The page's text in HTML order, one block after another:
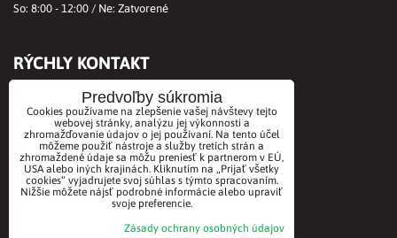
So: 8:00 - 12:00 / Ne: Zatvorené
RÝCHLY KONTAKT
+421356421513
Mobil:+421901712584
Email:office@biovitae.sk
AKCEPTUJEME PLATBY KARTOU
Predvoľby súkromia
Cookies používame na zlepšenie vašej návštevy tejto
webovej stránky, analýzu jej výkonnosti a
zhromažďovanie údajov o jej používaní. Na tento účel
môžeme použiť nástroje a služby tretích strán a
zhromaždené údaje sa môžu preniesť k partnerom v EÚ,
USA alebo iných krajinách. Kliknutím na „Prijať všetky
cookies“ vyjadrujete svoj súhlas s týmto spracovaním.
Nižšie môžete nájsť podrobné informácie alebo upraviť
svoje preferencie.
Zásady ochrany osobných údajov